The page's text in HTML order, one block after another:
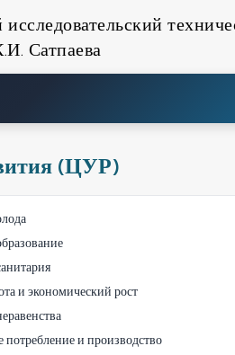
Сатпаева
(ЦУР)
и экономический рост
потребление и производство